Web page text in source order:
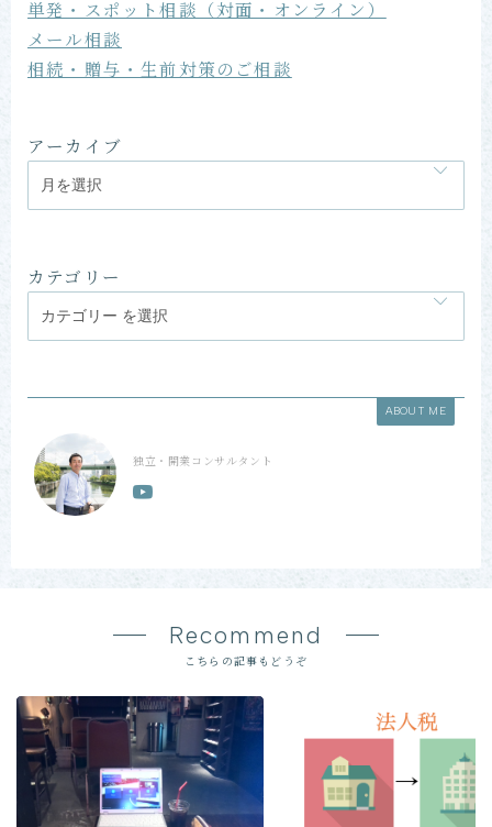
単発・スポット相談（対面・オンライン）
メール相談
相続・贈与・生前対策のご相談
アーカイブ
カテゴリー
ABOUT ME
独立・開業コンサルタント
Recommend
こちらの記事もどうぞ